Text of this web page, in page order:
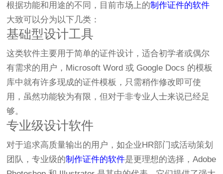
根据功能和用途的不同，目前市场上的制作证件的软件
大致可以分为以下几类：
基础型设计工具
这类软件主要用于简单的证件设计，适合初学者或偶尔
有需求的用户，Microsoft Word 或 Google Docs 的模板
库中就有许多现成的证件模板，只需稍作修改即可使
用，虽然功能较为有限，但对于非专业人士来说已经足
够。
专业级设计软件
对于追求高质量输出的用户，如企业HR部门或活动策划
团队，专业级的制作证件的软件是更理想的选择，Adobe